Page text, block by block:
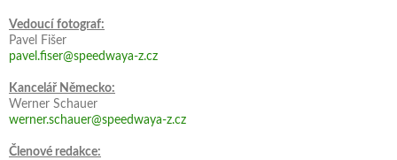
Vedoucí fotograf:
Pavel Fišer
pavel.fiser@speedwaya-z.cz
Kancelář Německo:
Werner Schauer
werner.schauer@speedwaya-z.cz
Členové redakce: